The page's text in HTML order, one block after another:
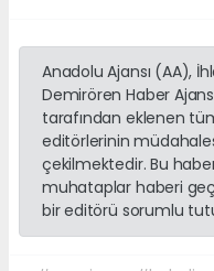
Anadolu Ajansı (AA),
Demirören Haber
tarafından eklenen
editörlerinin
çekilmektedir. Bu
muhataplar haberi
bir editörü sorumlu